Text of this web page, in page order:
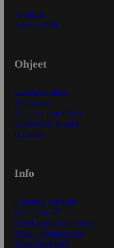
Myymälät
Asiakaspalvelu
Ohjeet
Ensitilaajan ohjeet
Näin maksat
Näin tilaat ja muokkaat
Kaikki ohjeet ja vinkit
In English
Info
S-Business yrityksille
Oiva-raportit
Osuuskauppojen yhteystiedot
Tilaus- ja toimitusehdot
Tietosuojakäytäntö